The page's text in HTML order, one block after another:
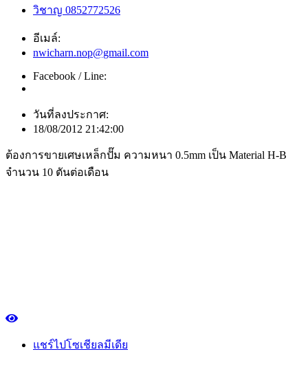
วิชาญ 0852772526
อีเมล์:
nwicharn.nop@gmail.com
Facebook / Line:
วันที่ลงประกาศ:
18/08/2012 21:42:00
ต้องการขายเศษเหล็กปั๊ม ความหนา 0.5mm เป็น Material H-B
จำนวน 10 ตันต่อเดือน
แชร์ไปโซเชียลมีเดีย